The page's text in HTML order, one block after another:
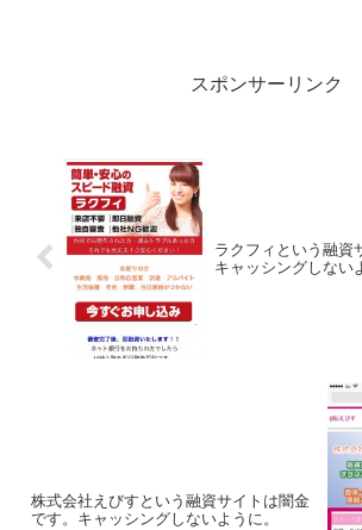
スポンサーリンク
ラクフィという融資
キャッシングしない
株式会社えびすという融資サイトは闇金
です。キャッシングしないように。